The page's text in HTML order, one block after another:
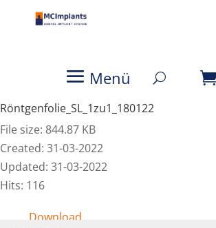
Menü
Röntgenfolie_SL_1zu1_180122
File size: 844.87 KB
Created: 31-03-2022
Updated: 31-03-2022
Hits: 116
Download